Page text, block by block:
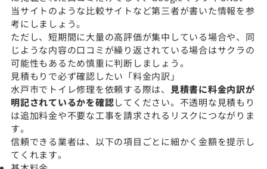
当サイトのような比較サイトなど第三者が書いた情報を参
考にしましょう。
ただし、短期間に大量の高評価が集中している場合や、同
じような内容の口コミが繰り返されている場合はサクラの
可能性もあるため慎重に判断しましょう。
見積もりで必ず確認したい「料金内訳」
水戸市でトイレ修理を依頼する際は、
見積書に料金内訳が
明記されているかを確認してください。不透明な見積もり
は追加料金や不要な工事を請求されるリスクにつながりま
す。
信頼できる業者は、以下の項目ごとに細かく金額を提示し
てくれます。